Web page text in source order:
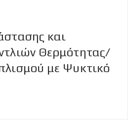
και
Θερμότητας/
με Ψυκτικό